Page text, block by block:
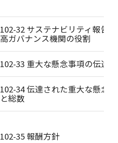
102-32 サステナビリティ報告
高ガバナンス機関の役割
102-33 重大な懸念事項の伝達
102-34 伝達された重大な懸念
と総数
102-35 報酬方針